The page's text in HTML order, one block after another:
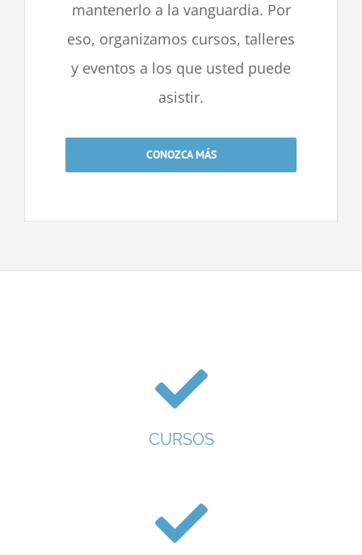
mantenerlo a la vanguardia. Por
eso, organizamos cursos, talleres
y eventos a los que usted puede
asistir.
CONOZCA MÁS
CURSOS